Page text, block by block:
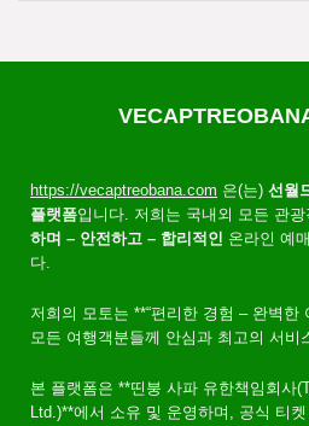
https://vecaptreobana.com 은(는) 선월
플랫폼입니다. 저희는 국내외 모든 관광
하며 – 안전하고 – 합리적인 온라인 예
다.
저희의 모토는 **“편리한 경험 – 완벽한
모든 여행객분들께 안심과 최고의 서비
본 플랫폼은 **띤붕 사파 유한책임회사
Ltd.)**에서 소유 및 운영하며, 공식 티